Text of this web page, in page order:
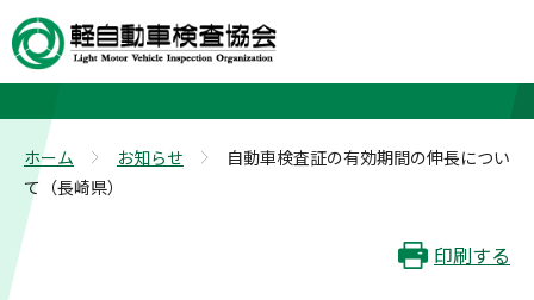
お知らせ
ホーム お知らせ
自動車検査証の有効期間の伸長につい
て（長崎県）
印刷する